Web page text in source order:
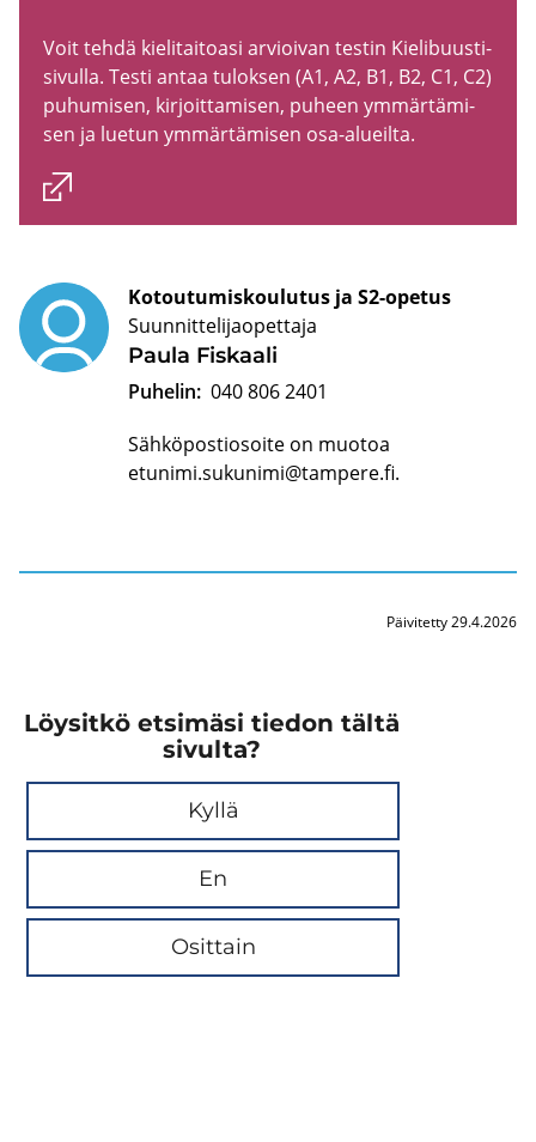
Voit tehdä kie­li­tai­toa­si ar­vioi­van tes­tin Kielibuusti-​
sivulla. Testi antaa tu­lok­sen (A1, A2, B1, B2, C1, C2)
pu­hu­mi­sen, kir­joit­ta­mi­sen, pu­heen ym­mär­tä­mi­
sen ja lue­tun ym­mär­tä­mi­sen osa-​alueilta.
Paula Fis­kaa­li
Kotoutumiskoulutus ja S2-opetus
Suunnittelijaopettaja
Puhelin: 040 806 2401
Sähköpostiosoite on muotoa
etunimi.sukunimi@tampere.fi.
Päivitetty 29.4.2026
Löysitkö etsimäsi tiedon tältä
sivulta?
Kyllä
En
Osittain